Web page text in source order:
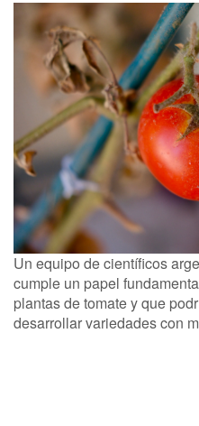
Un equipo de científicos
cumple un papel
plantas de tomate y que
desarrollar variedades con